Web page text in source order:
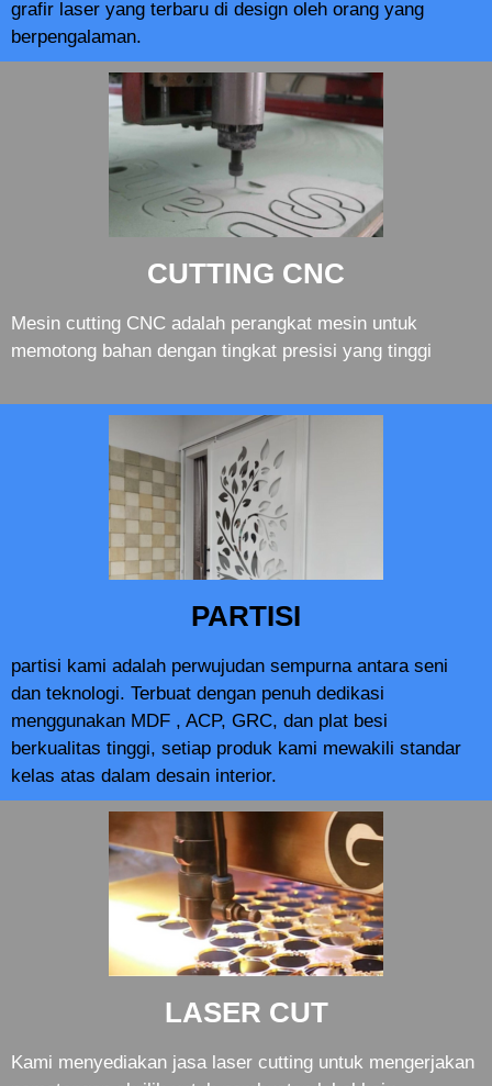
grafir laser yang terbaru di design oleh orang yang
berpengalaman.
CUTTING CNC
Mesin cutting CNC adalah perangkat mesin untuk
memotong bahan dengan tingkat presisi yang tinggi
PARTISI
partisi kami adalah perwujudan sempurna antara seni
dan teknologi. Terbuat dengan penuh dedikasi
menggunakan MDF , ACP, GRC, dan plat besi
berkualitas tinggi, setiap produk kami mewakili standar
kelas atas dalam desain interior.
LASER CUT
Kami menyediakan jasa laser cutting untuk mengerjakan